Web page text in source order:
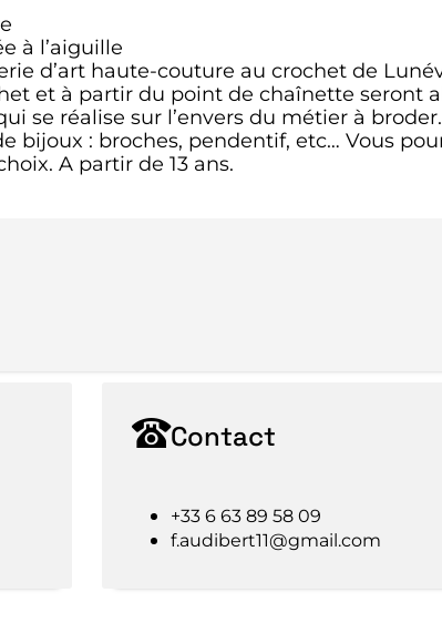
à l’aiguille
d’art haute-couture au crochet de
et à partir du point de chaînette seront
se réalise sur l’envers du métier à
bijoux : broches, pendentif, etc… Vous
A partir de 13 ans.
Contact
+33 6 63 89 58 09
f.audibert11@gmail.com